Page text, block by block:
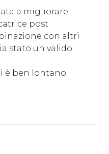
a migliorare
post
con altri
stato un valido
è ben lontano